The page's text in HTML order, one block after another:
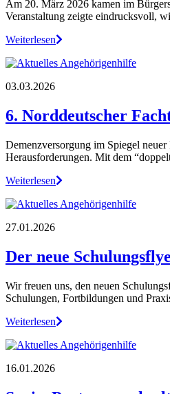
Am 20. März 2026 kamen im
Veranstaltung zeigte eindrucksvoll,
Weiterlesen
03.03.2026
6. Norddeutscher
Demenzversorgung im Spiegel
Herausforderungen. Mit dem
Weiterlesen
27.01.2026
Der neue
Wir freuen uns, den neuen
Schulungen, Fortbildungen und
Weiterlesen
16.01.2026